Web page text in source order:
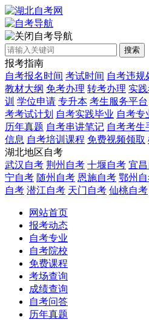
自考导航
搜索
报考指南
自考报名时间 考试时间 自考违规
教材大纲 免考办理 转考办理 实
训 学位申请 专升本 考生服务平台
考考试计划 自考实践毕业 自考专
历年真题 自考串讲笔记 自考考生
信息 自考培训课程 免费视频领取
湖北地区自考
武汉自考 荆州自考 十堰自考 宜
宁自考 随州自考 恩施自考 鄂州
自考 潜江自考 天门自考 仙桃自考
网站首页
报考动态
自考专业
自考院校
免费课程
考场查询
成绩查询
自考问答
历年真题